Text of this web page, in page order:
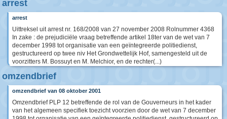
arrest
arrest
Uittreksel uit arrest nr. 168/2008 van 27 november 2008 Rolnummer 4368
In zake : de prejudiciële vraag betreffende artikel 18ter van de wet van 7
december 1998 tot organisatie van een geïntegreerde politiedienst,
gestructureerd op twee niv Het Grondwettelijk Hof, samengesteld uit de
voorzitters M. Bossuyt en M. Melchior, en de rechter(...)
omzendbrief
omzendbrief van 08 oktober 2001
Omzendbrief PLP 12 betreffende de rol van de Gouverneurs in het kader
van het algemeen specifiek toezicht voorzien door de wet van 7 december